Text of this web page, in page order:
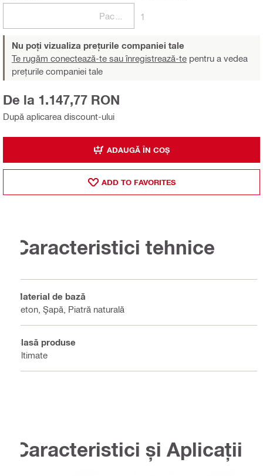
1
Nu poți vizualiza prețurile companiei tale
Te rugăm conectează-te sau înregistrează-te pentru a vedea
prețurile companiei tale
După aplicarea discount-ului
De la 1.147,77 RON
ADAUGĂ ÎN COȘ
ADD TO FAVORITES
Caracteristici tehnice
Material de bază
Beton, Şapă, Piatră naturală
Clasă produse
Ultimate
Caracteristici și Aplicații